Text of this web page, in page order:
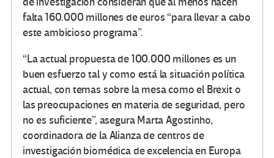
falta 160.000 millones de euros “para llevar a cabo
este ambicioso programa”.
“La actual propuesta de 100.000 millones es un
buen esfuerzo tal y como está la situación política
actual, con temas sobre la mesa como el Brexit o
las preocupaciones en materia de seguridad, pero
no es suficiente”, asegura Marta Agostinho,
coordinadora de la Alianza de centros de
investigación biomédica de excelencia en Europa